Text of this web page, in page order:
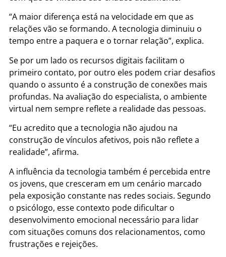
“A maior diferença está na velocidade em que as
relações vão se formando. A tecnologia diminuiu o
tempo entre a paquera e o tornar relação”, explica.
Se por um lado os recursos digitais facilitam o
primeiro contato, por outro eles podem criar desafios
quando o assunto é a construção de conexões mais
profundas. Na avaliação do especialista, o ambiente
virtual nem sempre reflete a realidade das pessoas.
“Eu acredito que a tecnologia não ajudou na
construção de vínculos afetivos, pois não reflete a
realidade”, afirma.
A influência da tecnologia também é percebida entre
os jovens, que cresceram em um cenário marcado
pela exposição constante nas redes sociais. Segundo
o psicólogo, esse contexto pode dificultar o
desenvolvimento emocional necessário para lidar
com situações comuns dos relacionamentos, como
frustrações e rejeições.